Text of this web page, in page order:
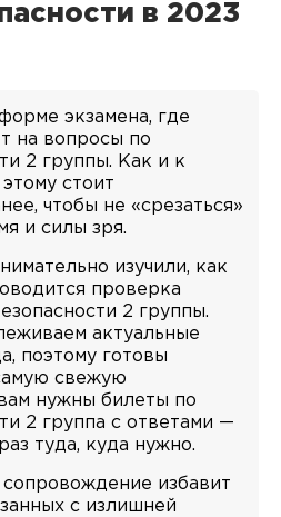
в 2023
экзамена, где
на вопросы по
2 группы. Как и к
стоит
чтобы не «срезаться»
и силы зря.
изучили, как
проверка
2 группы.
актуальные
поэтому готовы
свежую
нужны билеты по
2 группа с ответами —
туда, куда нужно.
избавит
с излишней